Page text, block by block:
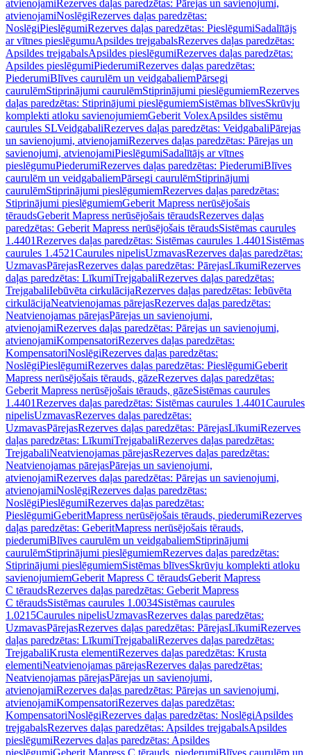
atvienojamiRezerves daļas paredzētas: Pārejas un savienojumi,
atvienojamiNoslēgiRezerves daļas paredzētas:
NoslēgiPieslēgumiRezerves daļas paredzētas: PieslēgumiSadalītājs
ar vītnes pieslēgumuApsildes trejgabalsRezerves daļas paredzētas:
Apsildes trejgabalsApsildes pieslēgumiRezerves daļas paredzētas:
Apsildes pieslēgumiPiederumiRezerves daļas paredzētas:
PiederumiBlīves caurulēm un veidgabaliemPārsegi
caurulēmStiprinājumi caurulēmStiprinājumi pieslēgumiemRezerves
daļas paredzētas: Stiprinājumi pieslēgumiemSistēmas blīvesSkrūvju
komplekti atloku savienojumiemGeberit VolexApsildes sistēmu
caurules SLVeidgabaliRezerves daļas paredzētas: VeidgabaliPārejas
un savienojumi, atvienojamiRezerves daļas paredzētas: Pārejas un
savienojumi, atvienojamiPieslēgumiSadalītājs ar vītnes
pieslēgumuPiederumiRezerves daļas paredzētas: PiederumiBlīves
caurulēm un veidgabaliemPārsegi caurulēmStiprinājumi
caurulēmStiprinājumi pieslēgumiemRezerves daļas paredzētas:
Stiprinājumi pieslēgumiemGeberit Mapress nerūsējošais
tēraudsGeberit Mapress nerūsējošais tēraudsRezerves daļas
paredzētas: Geberit Mapress nerūsējošais tēraudsSistēmas caurules
1.4401Rezerves daļas paredzētas: Sistēmas caurules 1.4401 Sistēmas
caurules 1.4521Caurules nipelisUzmavasRezerves daļas paredzētas:
UzmavasPārejasRezerves daļas paredzētas: PārejasLīkumiRezerves
daļas paredzētas: LīkumiTrejgabaliRezerves daļas paredzētas:
TrejgabaliIebūvēta cirkulācijaRezerves daļas paredzētas: Iebūvēta
cirkulācijaNeatvienojamas pārejasRezerves daļas paredzētas:
Neatvienojamas pārejasPārejas un savienojumi,
atvienojamiRezerves daļas paredzētas: Pārejas un savienojumi,
atvienojamiKompensatoriRezerves daļas paredzētas:
KompensatoriNoslēgiRezerves daļas paredzētas:
NoslēgiPieslēgumiRezerves daļas paredzētas: PieslēgumiGeberit
Mapress nerūsējošais tērauds, gāzeRezerves daļas paredzētas:
Geberit Mapress nerūsējošais tērauds, gāzeSistēmas caurules
1.4401Rezerves daļas paredzētas: Sistēmas caurules 1.4401Caurules
nipelisUzmavasRezerves daļas paredzētas:
UzmavasPārejasRezerves daļas paredzētas: PārejasLīkumiRezerves
daļas paredzētas: LīkumiTrejgabaliRezerves daļas paredzētas:
TrejgabaliNeatvienojamas pārejasRezerves daļas paredzētas:
Neatvienojamas pārejasPārejas un savienojumi,
atvienojamiRezerves daļas paredzētas: Pārejas un savienojumi,
atvienojamiNoslēgiRezerves daļas paredzētas:
NoslēgiPieslēgumiRezerves daļas paredzētas:
PieslēgumiGeberitMapress nerūsējošais tērauds, piederumiRezerves
daļas paredzētas: GeberitMapress nerūsējošais tērauds,
piederumiBlīves caurulēm un veidgabaliemStiprinājumi
caurulēmStiprinājumi pieslēgumiemRezerves daļas paredzētas:
Stiprinājumi pieslēgumiemSistēmas blīvesSkrūvju komplekti atloku
savienojumiemGeberit Mapress C tēraudsGeberit Mapress
C tēraudsRezerves daļas paredzētas: Geberit Mapress
C tēraudsSistēmas caurules 1.0034Sistēmas caurules
1.0215Caurules nipelisUzmavasRezerves daļas paredzētas:
UzmavasPārejasRezerves daļas paredzētas: PārejasLīkumiRezerves
daļas paredzētas: LīkumiTrejgabaliRezerves daļas paredzētas:
TrejgabaliKrusta elementiRezerves daļas paredzētas: Krusta
elementiNeatvienojamas pārejasRezerves daļas paredzētas:
Neatvienojamas pārejasPārejas un savienojumi,
atvienojamiRezerves daļas paredzētas: Pārejas un savienojumi,
atvienojamiKompensatoriRezerves daļas paredzētas:
KompensatoriNoslēgiRezerves daļas paredzētas: NoslēgiApsildes
trejgabalsRezerves daļas paredzētas: Apsildes trejgabalsApsildes
pieslēgumiRezerves daļas paredzētas: Apsildes
pieslēgumiGeberit Mapress C tērauds, piederumiBlīves caurulēm un